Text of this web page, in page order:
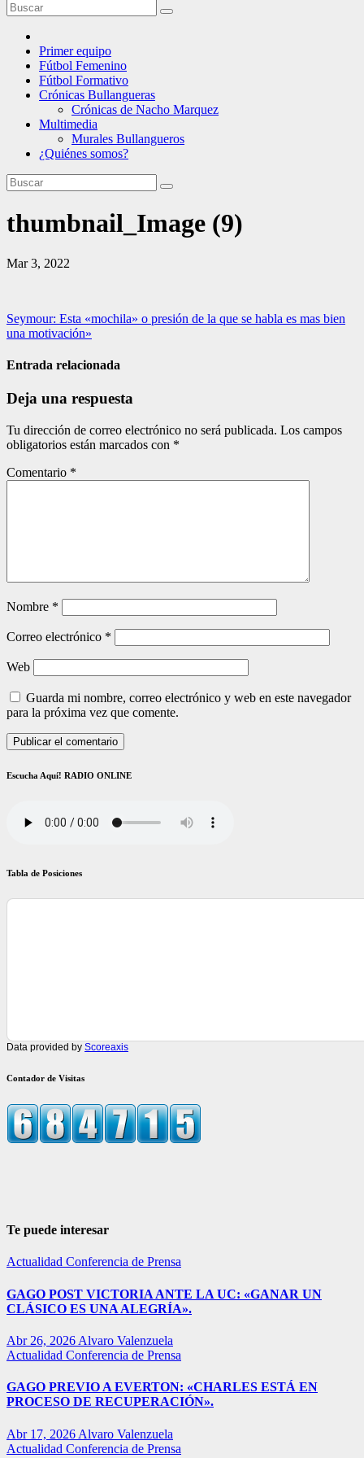
Primer equipo
Fútbol Femenino
Fútbol Formativo
Crónicas Bullangueras
Crónicas de Nacho Marquez
Multimedia
Murales Bullangueros
¿Quiénes somos?
thumbnail_Image (9)
Mar 3, 2022
Navegación
de
entradas
Seymour: Esta «mochila» o presión de la que se habla es mas bien
una motivación»
Entrada relacionada
Deja una respuesta
Tu dirección de correo electrónico no será publicada. Los campos
obligatorios están marcados con *
Comentario *
Nombre *
Correo electrónico *
Web
Guarda mi nombre, correo electrónico y web en este navegador
para la próxima vez que comente.
Escucha Aquí! RADIO ONLINE
Tabla de Posiciones
Data provided by Scoreaxis
Contador de Visitas
Te puede interesar
Actualidad Conferencia de Prensa
GAGO POST VICTORIA ANTE LA UC: «GANAR UN
CLÁSICO ES UNA ALEGRÍA».
Abr 26, 2026 Alvaro Valenzuela
Actualidad Conferencia de Prensa
GAGO PREVIO A EVERTON: «CHARLES ESTÁ EN
PROCESO DE RECUPERACIÓN».
Abr 17, 2026 Alvaro Valenzuela
Actualidad Conferencia de Prensa